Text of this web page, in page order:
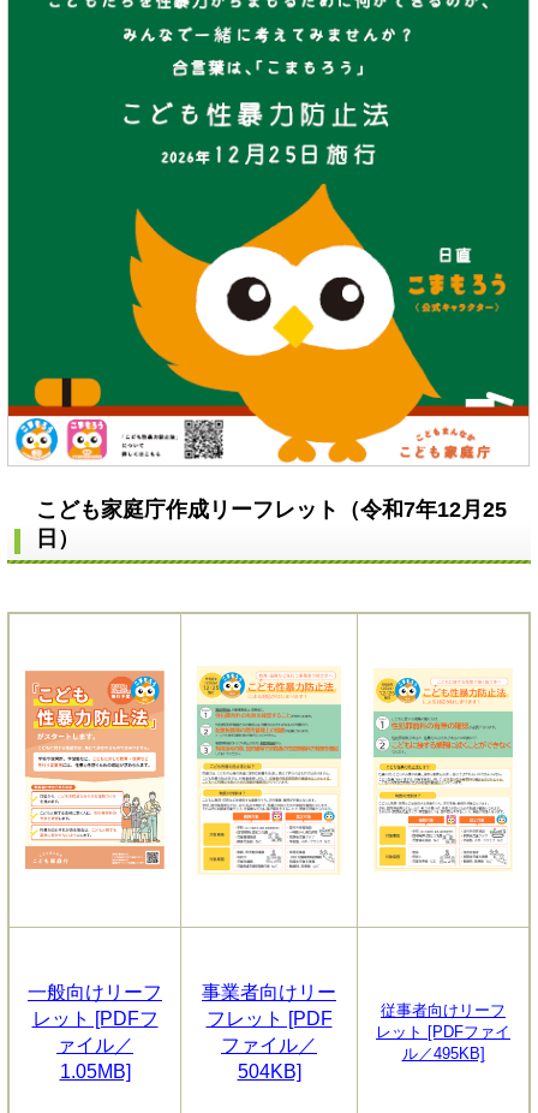
こども家庭庁作成リーフレット（令和7年12月25
日）
一般向けリーフ
レット [PDFフ
ァイル／
1.05MB]
事業者向けリー
フレット [PDF
ファイル／
504KB]
従事者向けリーフ
レット [PDFファイ
ル／495KB]